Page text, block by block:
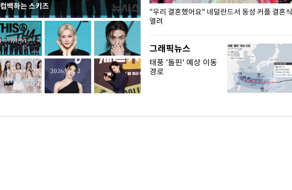
컴백하는 스키즈
입추 코앞인데 전국엔 찜통 더위
"우리 결혼했어요" 네덜란드서 동성 커플 결혼식
열려
그래픽뉴스
태풍 '돌핀' 예상 이동
경로